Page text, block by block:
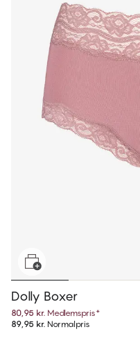
Dolly Boxer
80,95 kr. Medlemspris*
89,95 kr. Normalpris